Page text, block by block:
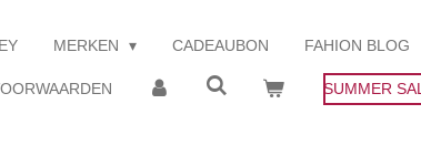
MERKEN CADEAUBON FAHION BLOG
SUMMER